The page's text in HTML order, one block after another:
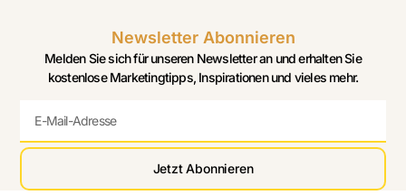
Newsletter Abonnieren
Melden Sie sich für unseren Newsletter an und erhalten Sie
kostenlose Marketingtipps, Inspirationen und vieles mehr.
Jetzt Abonnieren